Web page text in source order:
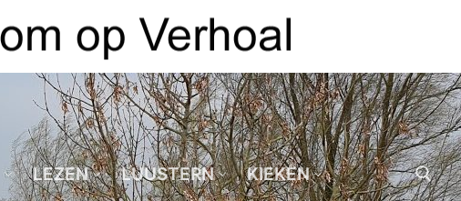
LEZEN LUUSTERN KIEKEN